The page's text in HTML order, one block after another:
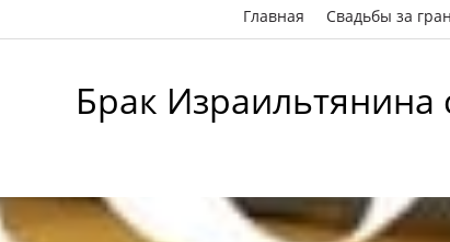
Главная Свадьбы за
Брак